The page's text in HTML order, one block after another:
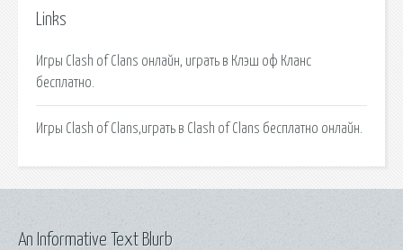
Links
Игры Clash of Clans онлайн, играть в Клэш оф Кланс
бесплатно.
Игры Clash of Clans,играть в Clash of Clans бесплатно онлайн.
An Informative Text Blurb